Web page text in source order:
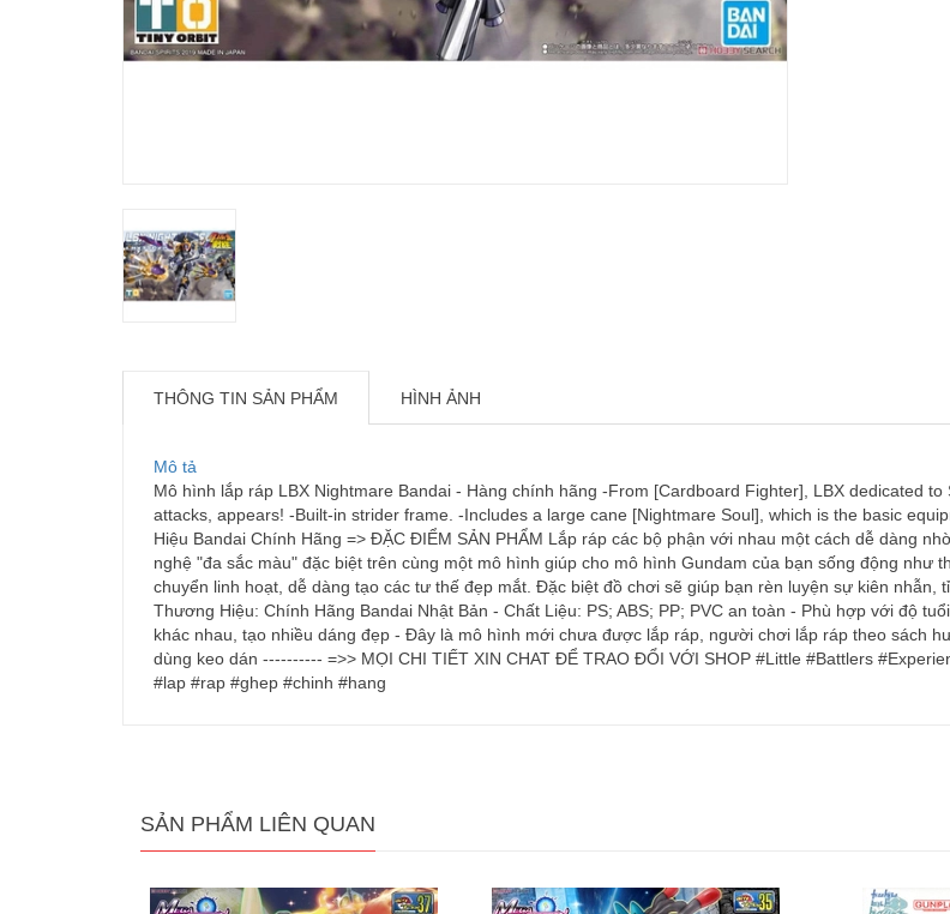
THÔNG TIN SẢN PHẨM HÌNH ẢNH
Mô tả
Mô hình lắp ráp LBX Nightmare Bandai - Hàng chính hãng -From [Cardboard Fighter], LBX dedicated
attacks, appears! -Built-in strider frame. -Includes a large cane [Nightmare Soul], which is the basic
Hiệu Bandai Chính Hãng => ĐẶC ĐIỂM SẢN PHẨM Lắp ráp các bộ phận với nhau một cách dễ dàng
nghệ "đa sắc màu" đặc biệt trên cùng một mô hình giúp cho mô hình Gundam của bạn sống động
chuyển linh hoạt, dễ dàng tạo các tư thế đẹp mắt. Đặc biệt đồ chơi sẽ giúp bạn rèn luyện sự kiên
Thương Hiệu: Chính Hãng Bandai Nhật Bản - Chất Liệu: PS; ABS; PP; PVC an toàn - Phù hợp với độ
khác nhau, tạo nhiều dáng đẹp - Đây là mô hình mới chưa được lắp ráp, người chơi lắp ráp theo sách
dùng keo dán ---------- =>> MỌI CHI TIẾT XIN CHAT ĐỂ TRAO ĐỔI VỚI SHOP #Little #Battlers
#lap #rap #ghep #chinh #hang
SẢN PHẨM LIÊN QUAN